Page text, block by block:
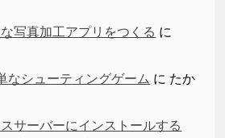
写真加工アプリをつくる に
なシューティングゲーム に たか
サーバーにインストールする